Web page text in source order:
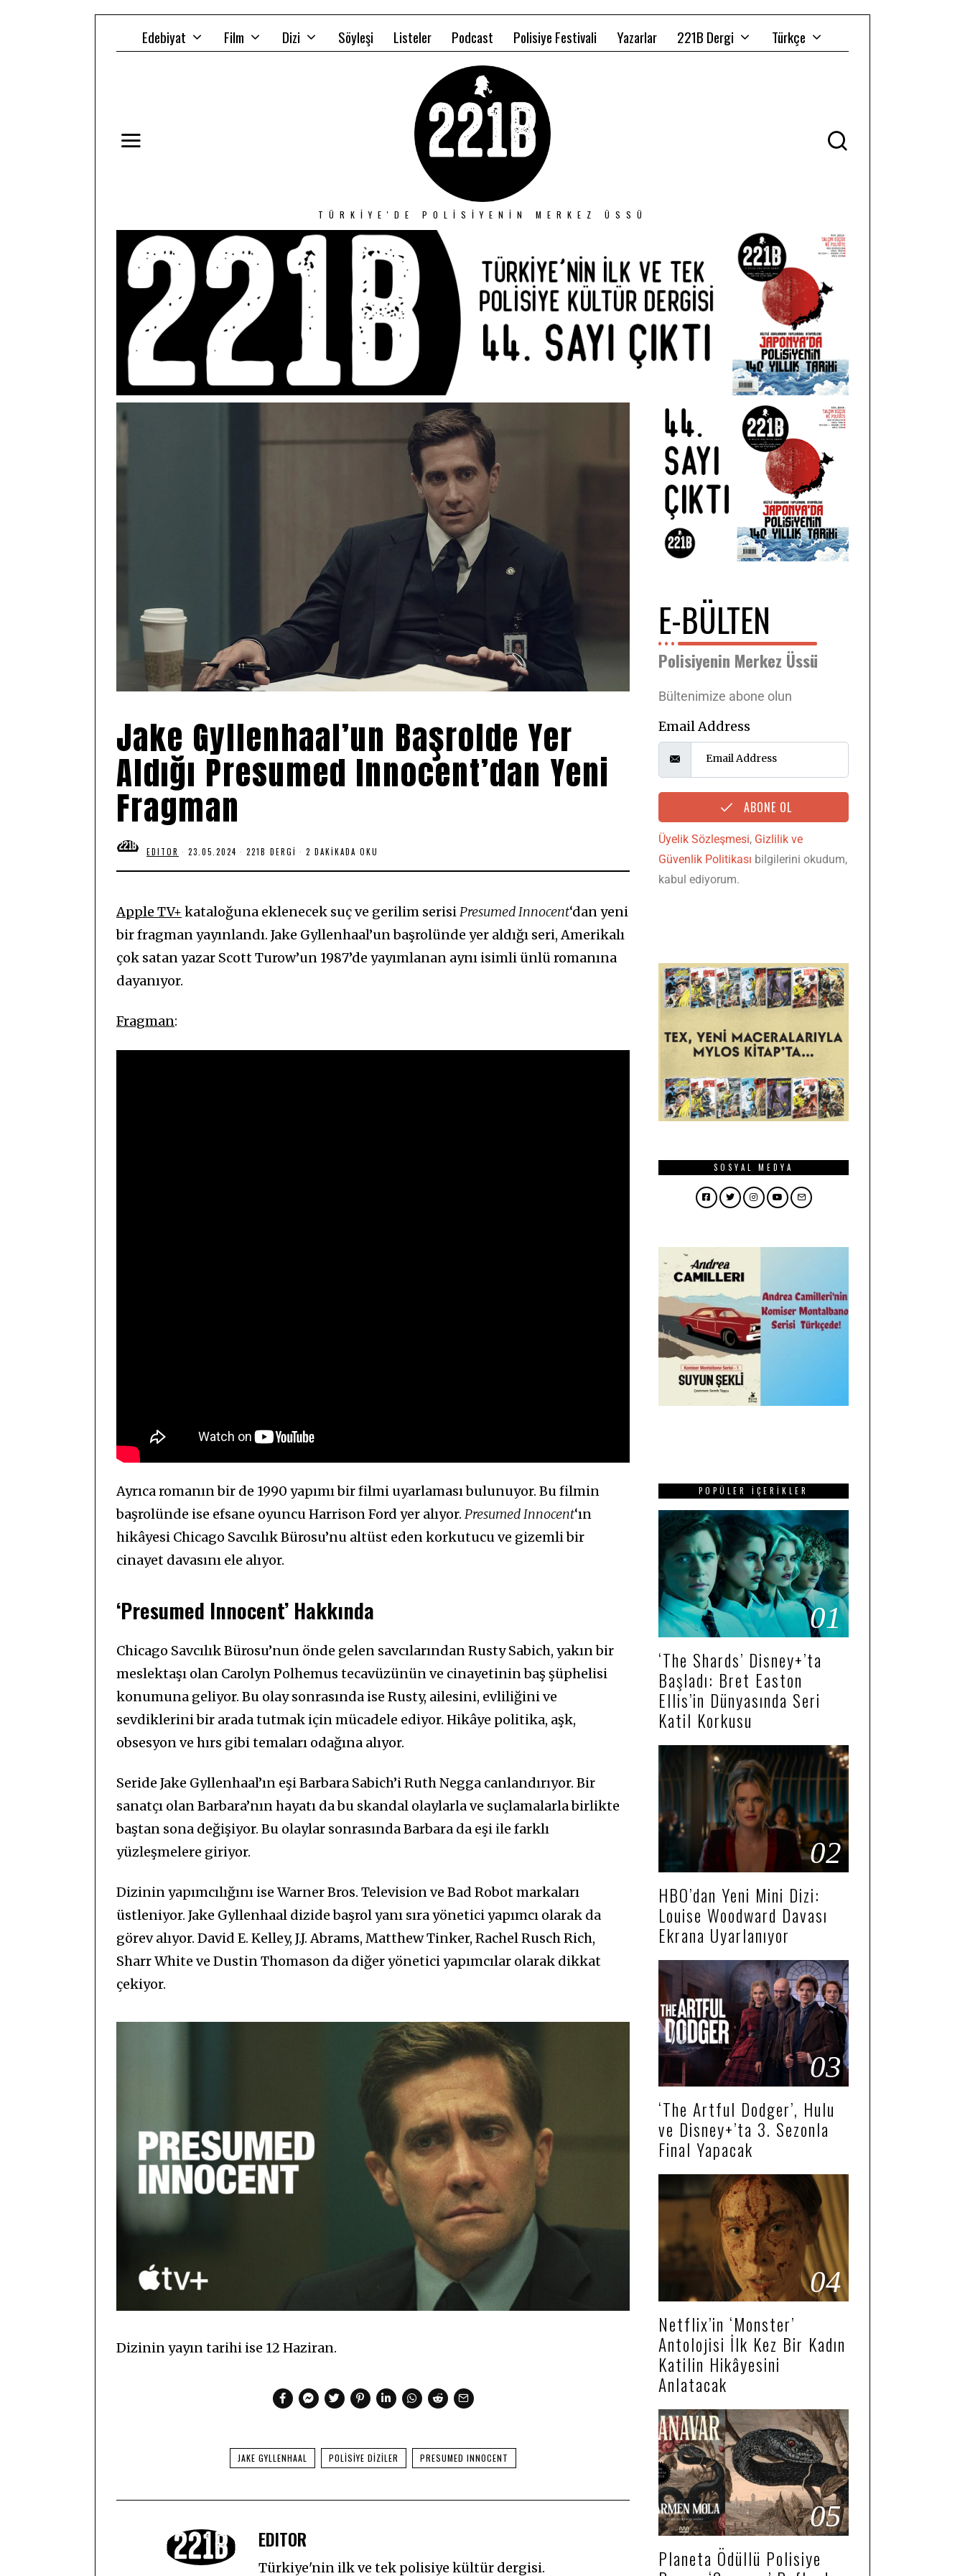
Edebiyat Film Dizi Söyleşi Listeler Podcast Polisiye Festivali Yazarlar 221B Dergi Türkçe
TÜRKIYE'DE POLISIYENIN MERKEZ ÜSSÜ
Jake Gyllenhaal’un Başrolde Yer
Aldığı Presumed Innocent’dan Yeni
Fragman
EDITOR 23.05.2024 2
.
2
2
221B DERGI 2 DAKIKADA OKU
Apple TV+ kataloğuna eklenecek suç ve gerilim serisiPresumed Innocent‘dan yeni
bir fragman yayınlandı. Jake Gyllenhaal’un başrolünde yer aldığı seri, Amerikalı
çok satan yazar Scott Turow’un 1987’de yayımlanan aynı isimli ünlü romanına
dayanıyor.
Fragman:
Ayrıca romanın bir de 1990 yapımı bir filmi uyarlaması bulunuyor. Bu filmin
başrolünde ise efsane oyuncu Harrison Ford yer alıyor. Presumed Innocent‘ın
hikâyesi Chicago Savcılık Bürosu’nu altüst eden korkutucu ve gizemli bir
cinayet davasını ele alıyor.
‘Presumed Innocent’ Hakkında
Chicago Savcılık Bürosu’nun önde gelen savcılarından Rusty Sabich, yakın bir
meslektaşı olan Carolyn Polhemus tecavüzünün ve cinayetinin baş şüphelisi
konumuna geliyor. Bu olay sonrasında ise Rusty, ailesini, evliliğini ve
sevdiklerini bir arada tutmak için mücadele ediyor. Hikâye politika, aşk,
obsesyon ve hırs gibi temaları odağına alıyor.
Seride Jake Gyllenhaal’ın eşi Barbara Sabich’i Ruth Negga canlandırıyor. Bir
sanatçı olan Barbara’nın hayatı da bu skandal olaylarla ve suçlamalarla birlikte
baştan sona değişiyor. Bu olaylar sonrasında Barbara da eşi ile farklı
yüzleşmelere giriyor.
Dizinin yapımcılığını ise Warner Bros. Television ve Bad Robot markaları
üstleniyor. Jake Gyllenhaal dizide başrol yanı sıra yönetici yapımcı olarak da
görev alıyor. David E. Kelley, J.J. Abrams, Matthew Tinker, Rachel Rusch Rich,
Sharr White ve Dustin Thomason da diğer yönetici yapımcılar olarak dikkat
çekiyor.
Dizinin yayın tarihi ise 12 Haziran.
JAKE GYLLENHAAL POLISIYE DIZILER PRESUMED INNOCENT
EDITOR
Türkiye'nin ilk ve tek polisiye kültür dergisi.
E-BÜLTEN
Polisiyenin Merkez Üssü
Bültenimize abone olun
Email Address
ABONE OL
Üyelik Sözleşmesi, Gizlilik ve
Güvenlik Politikası bilgilerini okudum,
kabul ediyorum.
SOSYAL MEDYA
Facebook
TwitterInstagram
YouTube
Email
POPÜLER İÇERIKLER
01
‘The Shards’ Disney+’ta
Başladı: Bret Easton
Ellis’in Dünyasında Seri
Katil Korkusu
02
HBO’dan Yeni Mini Dizi:
Louise Woodward Davası
Ekrana Uyarlanıyor
03
‘The Artful Dodger’, Hulu
ve Disney+’ta 3. Sezonla
Final Yapacak
04
Netflix’in ‘Monster’
Antolojisi İlk Kez Bir Kadın
Katilin Hikâyesini
Anlatacak
05
Planeta Ödüllü Polisiye